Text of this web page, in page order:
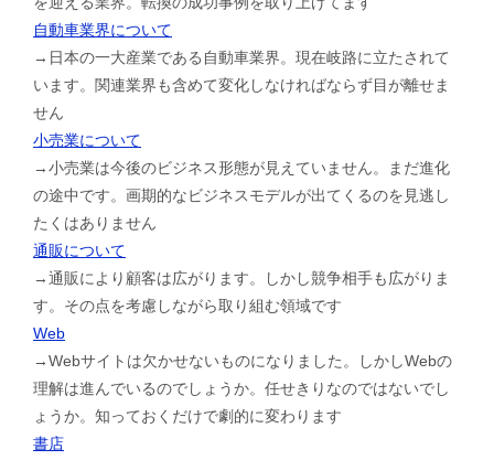
自動車業界について
→日本の一大産業である自動車業界。現在岐路に立たされて
います。関連業界も含めて変化しなければならず目が離せま
せん
小売業について
→小売業は今後のビジネス形態が見えていません。まだ進化
の途中です。画期的なビジネスモデルが出てくるのを見逃し
たくはありません
通販について
→通販により顧客は広がります。しかし競争相手も広がりま
す。その点を考慮しながら取り組む領域です
Web
→Webサイトは欠かせないものになりました。しかしWebの
理解は進んでいるのでしょうか。任せきりなのではないでし
ょうか。知っておくだけで劇的に変わります
書店